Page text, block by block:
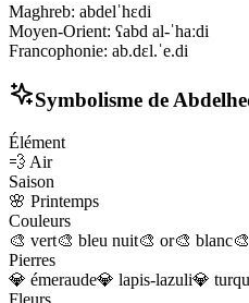
Maghreb: abdelˈhɛdi
Moyen-Orient: ʕabd al-ˈhaːdi
Francophonie: ab.dɛl.ˈe.di
Symbolisme de
Élément
💨 Air
Saison
🌸 Printemps
Couleurs
🎨 vert🎨 bleu nuit🎨 or🎨 blanc🎨
Pierres
💎 émeraude💎 lapis-lazuli💎
Fleurs